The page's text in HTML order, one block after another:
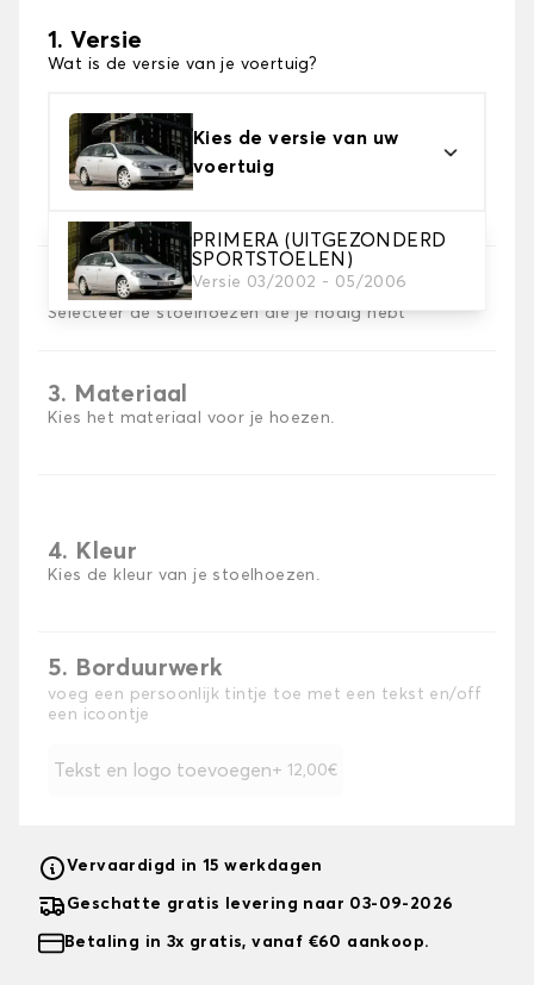
1. Versie
Wat is de versie van je voertuig?
Kies de versie van uw
voertuig
PRIMERA (UITGEZONDERD
SPORTSTOELEN)
Versie 03/2002 - 05/2006
2. Set hoezen
Selecteer de stoelhoezen die je nodig hebt
3. Materiaal
Kies het materiaal voor je hoezen.
4. Kleur
Kies de kleur van je stoelhoezen.
5. Borduurwerk
voeg een persoonlijk tintje toe met een tekst en/off
een icoontje
Tekst en logo toevoegen + 12,00€
Vervaardigd in 15 werkdagen
Geschatte gratis levering naar 03-09-2026
Betaling in 3x gratis, vanaf €60 aankoop.